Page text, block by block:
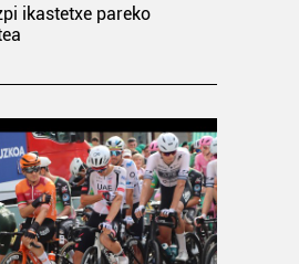
ikastetxe pareko